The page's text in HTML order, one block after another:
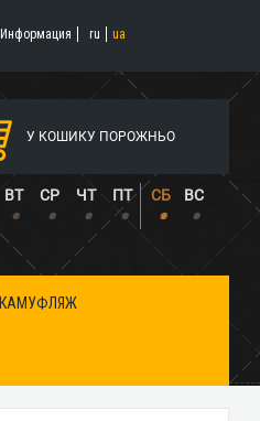
Информация ru ua
У КОШИКУ ПОРОЖНЬО
ВТ СР ЧТ ПТ СБ ВС
• • • • • •
КАМУФЛЯЖ